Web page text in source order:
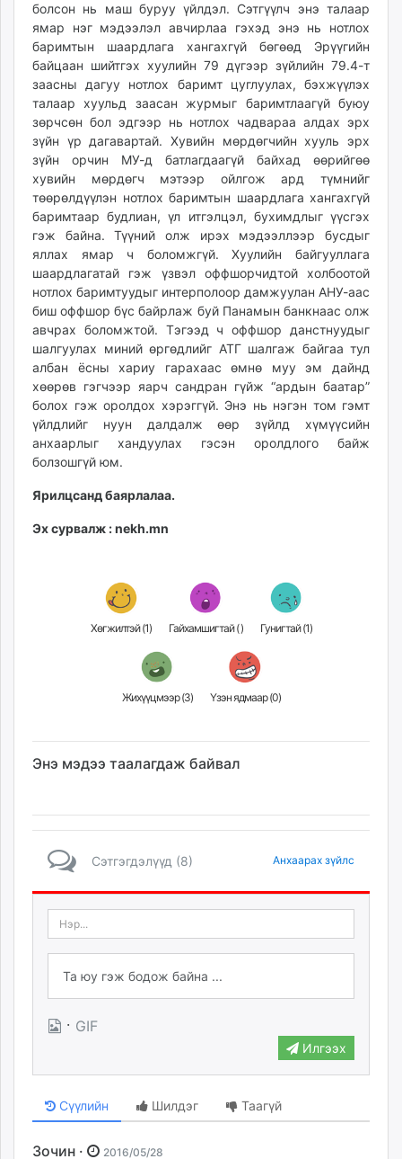
болсон нь маш буруу үйлдэл. Сэтгүүлч энэ талаар
ямар нэг мэдээлэл авчирлаа гэхэд энэ нь нотлох
баримтын шаардлага хангахгүй бөгөөд Эрүүгийн
байцаан шийтгэх хуулийн 79 дүгээр зүйлийн 79.4-т
заасны дагуу нотлох баримт цуглуулах, бэхжүүлэх
талаар хуульд заасан журмыг баримтлаагүй буюу
зөрчсөн бол эдгээр нь нотлох чадвараа алдах эрх
зүйн үр дагавартай. Хувийн мөрдөгчийн хууль эрх
зүйн орчин МУ-д батлагдаагүй байхад өөрийгөө
хувийн мөрдөгч мэтээр ойлгож ард түмнийг
төөрөлдүүлэн нотлох баримтын шаардлага хангахгүй
баримтаар будлиан, үл итгэлцэл, бухимдлыг үүсгэх
гэж байна. Түүний олж ирэх мэдээллээр бусдыг
яллах ямар ч боломжгүй. Хуулийн байгууллага
шаардлагатай гэж үзвэл оффшорчидтой холбоотой
нотлох баримтуудыг интерполоор дамжуулан АНУ-аас
биш оффшор бүс байрлаж буй Панамын банкнаас олж
авчрах боломжтой. Тэгээд ч оффшор данстнуудыг
шалгуулах миний өргөдлийг АТГ шалгаж байгаа тул
албан ёсны хариу гарахаас өмнө муу эм дайнд
хөөрөв гэгчээр яарч сандран гүйж “ардын баатар”
болох гэж оролдох хэрэггүй. Энэ нь нэгэн том гэмт
үйлдлийг нуун далдалж өөр зүйлд хүмүүсийн
анхаарлыг хандуулах гэсэн оролдлого байж
болзошгүй юм.
Ярилцсанд баярлалаа.
Эх сурвалж : nekh.mn
Хөгжилтэй (1) Гайхамшигтай () Гунигтай (1)
Жихүүцмээр (3) Үзэн ядмаар (0)
Энэ мэдээ таалагдаж байвал
Сэтгэгдэлүүд (8) Анхаарах зүйлс
· GIF
Илгээх
Сүүлийн Шилдэг Таагүй
Зочин · 2016/05/28